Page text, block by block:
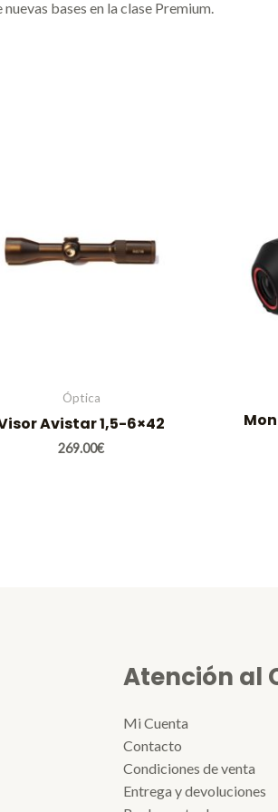
bases en la clase Premium.
Óptica
Avistar 1,5-6×42
269.00€
Atención al
Mi Cuenta
Contacto
Condiciones de venta
Entrega y devoluciones